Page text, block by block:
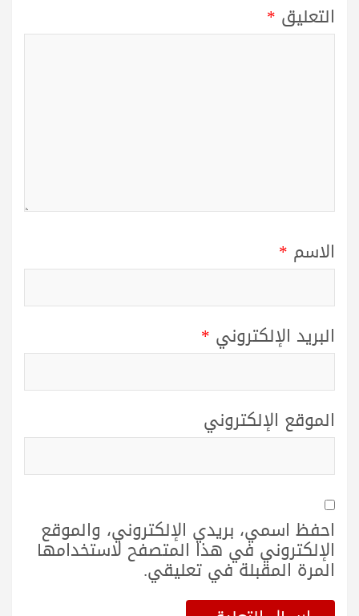
التعليق *
الاسم *
البريد الإلكتروني *
الموقع الإلكتروني
احفظ اسمي، بريدي الإلكتروني، والموقع
الإلكتروني في هذا المتصفح لاستخدامها
المرة المقبلة في تعليقي.